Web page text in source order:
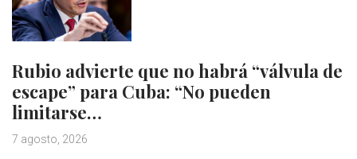
Rubio advierte que no habrá “válvula de
escape” para Cuba: “No pueden
limitarse…
7 agosto, 2026